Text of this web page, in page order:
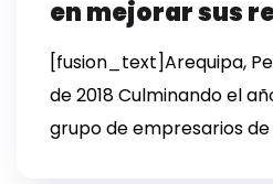
en mejorar sus
[fusion_text]Arequipa,
de 2018 Culminando el
grupo de empresarios